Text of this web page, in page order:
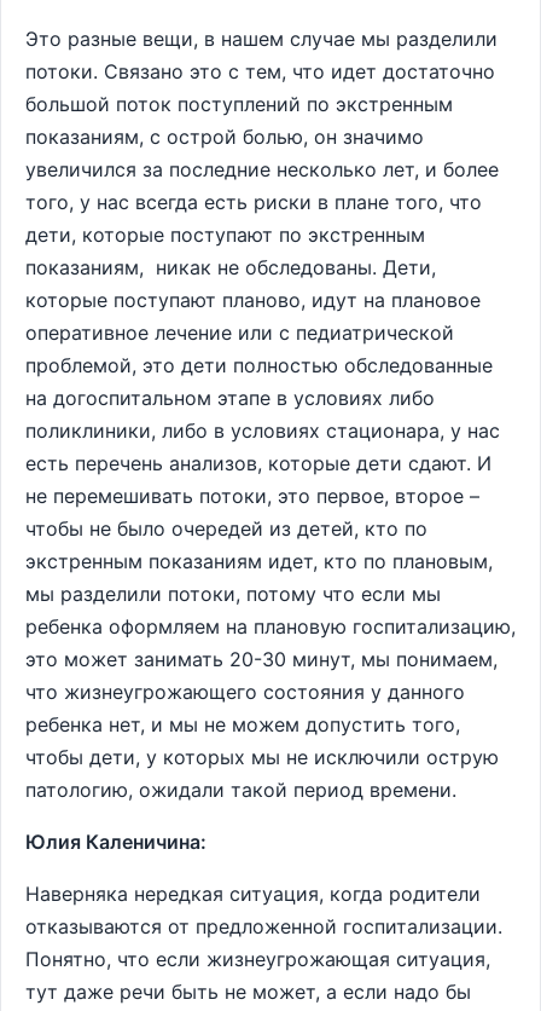
Это разные вещи, в нашем случае мы разделили
потоки. Связано это с тем, что идет достаточно
большой поток поступлений по экстренным
показаниям, с острой болью, он значимо
увеличился за последние несколько лет, и более
того, у нас всегда есть риски в плане того, что
дети, которые поступают по экстренным
показаниям, никак не обследованы. Дети,
которые поступают планово, идут на плановое
оперативное лечение или с педиатрической
проблемой, это дети полностью обследованные
на догоспитальном этапе в условиях либо
поликлиники, либо в условиях стационара, у нас
есть перечень анализов, которые дети сдают. И
не перемешивать потоки, это первое, второе –
чтобы не было очередей из детей, кто по
экстренным показаниям идет, кто по плановым,
мы разделили потоки, потому что если мы
ребенка оформляем на плановую госпитализацию,
это может занимать 20-30 минут, мы понимаем,
что жизнеугрожающего состояния у данного
ребенка нет, и мы не можем допустить того,
чтобы дети, у которых мы не исключили острую
патологию, ожидали такой период времени.
Юлия Каленичина:
Наверняка нередкая ситуация, когда родители
отказываются от предложенной госпитализации.
Понятно, что если жизнеугрожающая ситуация,
тут даже речи быть не может, а если надо бы